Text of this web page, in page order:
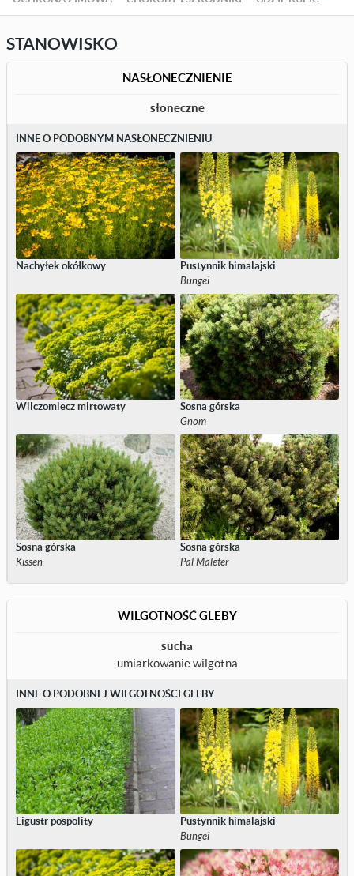
STANOWISKO
NASŁONECZNIENIE
słoneczne
INNE O PODOBNYM NASŁONECZNIENIU
Nachyłek okółkowy
Pustynnik himalajski
Bungei
Wilczomlecz mirtowaty
Sosna górska
Gnom
Sosna górska
Kissen
Sosna górska
Pal Maleter
WILGOTNOŚĆ GLEBY
sucha
umiarkowanie wilgotna
INNE O PODOBNEJ WILGOTNOŚCI GLEBY
Ligustr pospolity
Pustynnik himalajski
Bungei